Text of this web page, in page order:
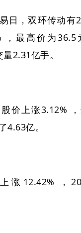
日，双环传动有
，最高价为36.5
2.31亿手。
价上涨3.12%
4.63亿。
涨12.42% ，